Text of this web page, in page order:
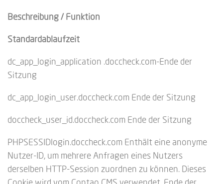
Beschreibung / Funktion
Standardablaufzeit
dc_app_login_application .doccheck.com-Ende der
Sitzung
dc_app_login_user.doccheck.com Ende der Sitzung
doccheck_user_id.doccheck.com Ende der Sitzung
PHPSESSIDlogin.doccheck.com Enthält eine anonyme
Nutzer-ID, um mehrere Anfragen eines Nutzers
derselben HTTP-Session zuordnen zu können. Dieses